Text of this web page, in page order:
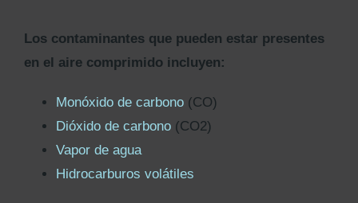
Los contaminantes que pueden estar presentes
en el aire comprimido incluyen:
Monóxido de carbono(CO)
Dióxido de carbono(CO2)
Vapor de agua
Hidrocarburos volátiles